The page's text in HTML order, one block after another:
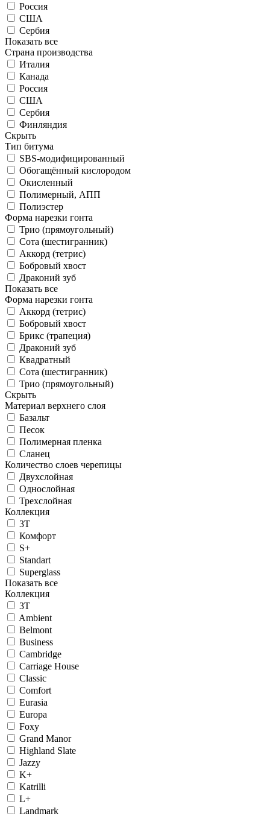
Россия
США
Сербия
Показать все
Страна производства
Италия
Канада
Россия
США
Сербия
Финляндия
Скрыть
Тип битума
SBS-модифицированный
Обогащённый кислородом
Окисленный
Полимерный, АПП
Полиэстер
Форма нарезки гонта
Трио (прямоугольный)
Сота (шестигранник)
Аккорд (тетрис)
Бобровый хвост
Драконий зуб
Показать все
Форма нарезки гонта
Аккорд (тетрис)
Бобровый хвост
Брикс (трапеция)
Драконий зуб
Квадратный
Сота (шестигранник)
Трио (прямоугольный)
Скрыть
Материал верхнего слоя
Базальт
Песок
Полимерная пленка
Сланец
Количество слоев черепицы
Двухслойная
Однослойная
Трехслойная
Коллекция
3T
Комфорт
S+
Standart
Superglass
Показать все
Коллекция
3T
Ambient
Belmont
Business
Cambridge
Carriage House
Classic
Comfort
Eurasia
Europa
Foxy
Grand Manor
Highland Slate
Jazzy
K+
Katrilli
L+
Landmark